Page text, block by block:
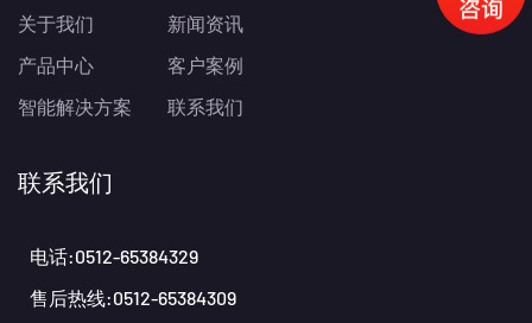
关于我们
产品中心
智能解决方案
新闻资讯
客户案例
联系我们
联系我们
电话:0512-65384329
售后热线:0512-65384309